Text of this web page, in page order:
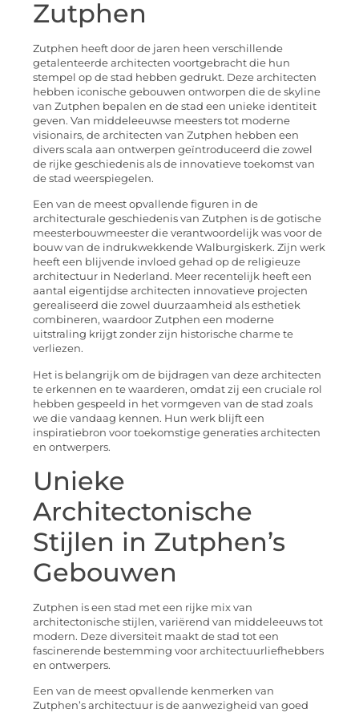
Zutphen
Zutphen heeft door de jaren heen verschillende
getalenteerde architecten voortgebracht die hun
stempel op de stad hebben gedrukt. Deze architecten
hebben iconische gebouwen ontworpen die de skyline
van Zutphen bepalen en de stad een unieke identiteit
geven. Van middeleeuwse meesters tot moderne
visionairs, de architecten van Zutphen hebben een
divers scala aan ontwerpen geïntroduceerd die zowel
de rijke geschiedenis als de innovatieve toekomst van
de stad weerspiegelen.
Een van de meest opvallende figuren in de
architecturale geschiedenis van Zutphen is de gotische
meesterbouwmeester die verantwoordelijk was voor de
bouw van de indrukwekkende Walburgiskerk. Zijn werk
heeft een blijvende invloed gehad op de religieuze
architectuur in Nederland. Meer recentelijk heeft een
aantal eigentijdse architecten innovatieve projecten
gerealiseerd die zowel duurzaamheid als esthetiek
combineren, waardoor Zutphen een moderne
uitstraling krijgt zonder zijn historische charme te
verliezen.
Het is belangrijk om de bijdragen van deze architecten
te erkennen en te waarderen, omdat zij een cruciale rol
hebben gespeeld in het vormgeven van de stad zoals
we die vandaag kennen. Hun werk blijft een
inspiratiebron voor toekomstige generaties architecten
en ontwerpers.
Unieke
Architectonische
Stijlen in Zutphen’s
Gebouwen
Zutphen is een stad met een rijke mix van
architectonische stijlen, variërend van middeleeuws tot
modern. Deze diversiteit maakt de stad tot een
fascinerende bestemming voor architectuurliefhebbers
en ontwerpers.
Een van de meest opvallende kenmerken van
Zutphen’s architectuur is de aanwezigheid van goed